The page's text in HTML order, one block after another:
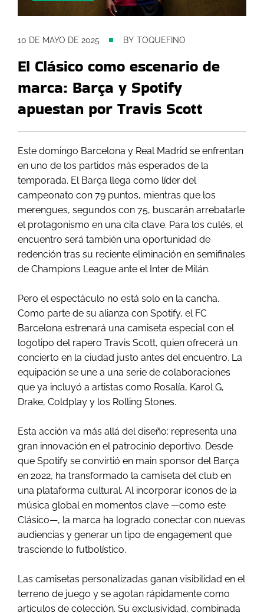
10 DE MAYO DE 2025 BY TOQUEFINO
El Clásico como escenario de
marca: Barça y Spotify
apuestan por Travis Scott
Este domingo Barcelona y Real Madrid se enfrentan
en uno de los partidos más esperados de la
temporada. El Barça llega como líder del
campeonato con 79 puntos, mientras que los
merengues, segundos con 75, buscarán arrebatarle
el protagonismo en una cita clave. Para los culés, el
encuentro será también una oportunidad de
redención tras su reciente eliminación en semifinales
de Champions League ante el Inter de Milán.
Pero el espectáculo no está solo en la cancha.
Como parte de su alianza con Spotify, el FC
Barcelona estrenará una camiseta especial con el
logotipo del rapero Travis Scott, quien ofrecerá un
concierto en la ciudad justo antes del encuentro. La
equipación se une a una serie de colaboraciones
que ya incluyó a artistas como Rosalía, Karol G,
Drake, Coldplay y los Rolling Stones.
Esta acción va más allá del diseño: representa una
gran innovación en el patrocinio deportivo. Desde
que Spotify se convirtió en main sponsor del Barça
en 2022, ha transformado la camiseta del club en
una plataforma cultural. Al incorporar íconos de la
música global en momentos clave —como este
Clásico—, la marca ha logrado conectar con nuevas
audiencias y generar un tipo de engagement que
trasciende lo futbolístico.
Las camisetas personalizadas ganan visibilidad en el
terreno de juego y se agotan rápidamente como
artículos de colección. Su exclusividad, combinada